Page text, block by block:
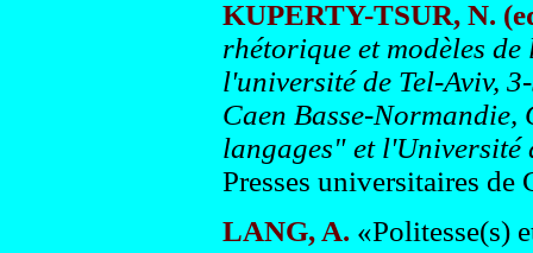
KUPERTY-TSUR, N.
rhétorique et modèles
l'université de Tel-Aviv,
Caen Basse-Normandie,
langages" et l'Université
Presses universitaires de
LANG, A. «Politesse(s)